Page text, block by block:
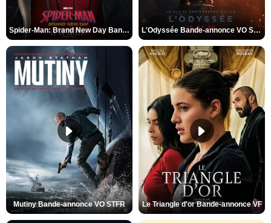
Spider-Man: Brand New Day Bande-annonce VO STFR L'Odyssée Bande-annonce VO STFR
Mutiny Bande-annonce VO STFR Le Triangle d'or Bande-annonce VF